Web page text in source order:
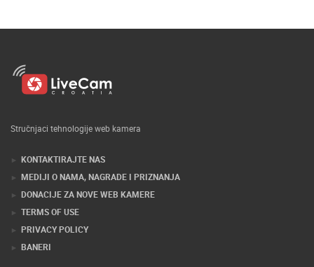
Stručnjaci tehnologije web kamera
KONTAKTIRAJTE NAS
MEDIJI O NAMA, NAGRADE I PRIZNANJA
DONACIJE ZA NOVE WEB KAMERE
TERMS OF USE
PRIVACY POLICY
BANERI